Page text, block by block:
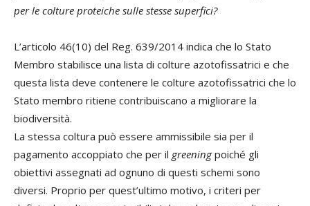
per le colture proteiche sulle stesse superfici?
L’articolo 46(10) del Reg. 639/2014 indica che lo Stato
Membro stabilisce una lista di colture azotofissatrici e che
questa lista deve contenere le colture azotofissatrici che lo
Stato membro ritiene contribuiscano a migliorare la
biodiversità.
La stessa coltura può essere ammissibile sia per il
pagamento accoppiato che per il greeningpoiché gli
obiettivi assegnati ad ognuno di questi schemi sono
diversi. Proprio per quest’ultimo motivo, i criteri per